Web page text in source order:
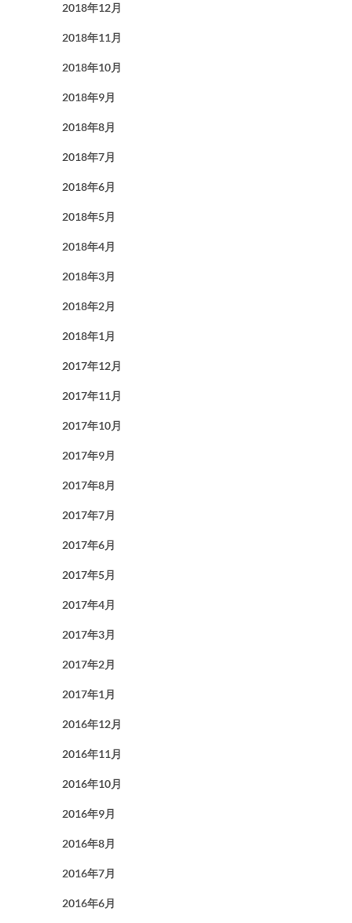
2018年12月
2018年11月
2018年10月
2018年9月
2018年8月
2018年7月
2018年6月
2018年5月
2018年4月
2018年3月
2018年2月
2018年1月
2017年12月
2017年11月
2017年10月
2017年9月
2017年8月
2017年7月
2017年6月
2017年5月
2017年4月
2017年3月
2017年2月
2017年1月
2016年12月
2016年11月
2016年10月
2016年9月
2016年8月
2016年7月
2016年6月